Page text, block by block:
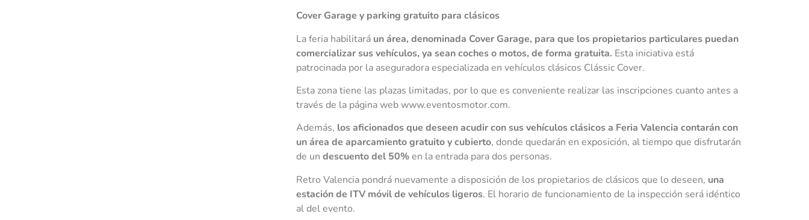
Cover Garage y parking gratuito para clásicos
La feria habilitará un área, denominada Cover Garage, para que los propietarios particulares puedan
comercializar sus vehículos, ya sean coches o motos, de forma gratuita. Esta iniciativa está
patrocinada por la aseguradora especializada en vehículos clásicos Clássic Cover.
Esta zona tiene las plazas limitadas, por lo que es conveniente realizar las inscripciones cuanto antes a
través de la página web www.eventosmotor.com.
Además, los aficionados que deseen acudir con sus vehículos clásicos a Feria Valencia contarán con
un área de aparcamiento gratuito y cubierto, donde quedarán en exposición, al tiempo que disfrutarán
de un descuento del 50%en la entrada para dos personas.
Retro Valencia pondrá nuevamente a disposición de los propietarios de clásicos que lo deseen, una
estación de ITV móvil de vehículos ligeros. El horario de funcionamiento de la inspección será idéntico
al del evento.